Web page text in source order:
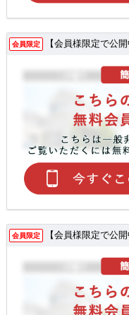
会員限定 【会員様限定で公開
会員限定 【会員様限定で公開